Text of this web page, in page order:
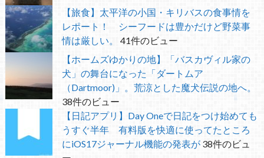
【旅食】太平洋の小国・キリバスの食事情を
レポート！ シーフードは豊かだけど野菜事
情は厳しい。
41件のビュー
【ホームズゆかりの地】「バスカヴィル家の
犬」の舞台になった「ダートムア
（Dartmoor)」。荒涼とした魔犬伝説の地へ。
38件のビュー
【日記アプリ】Day Oneで日記をつけ始めても
うすぐ半年 有料版を快適に使ってたところ
にiOS17ジャーナル機能の発表が 38件のビュ